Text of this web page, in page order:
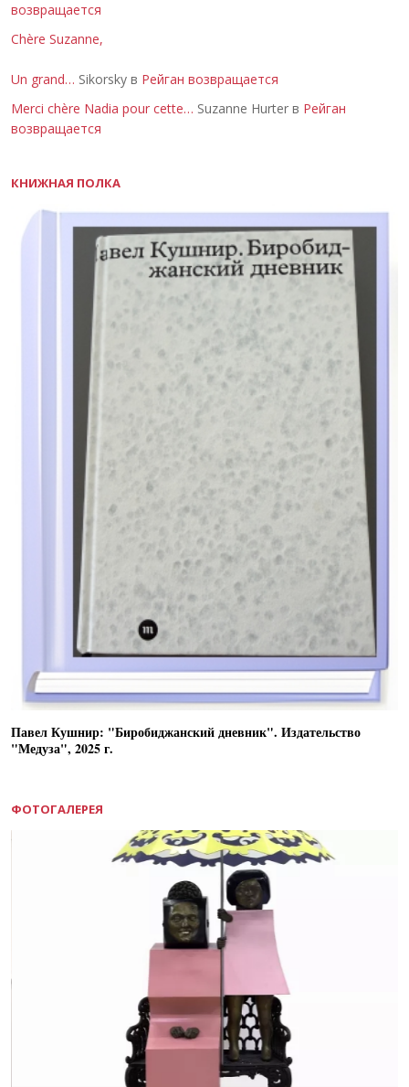
возвращается
Chère Suzanne,
Un grand… Sikorsky в Рейган возвращается
Merci chère Nadia pour cette… Suzanne Hurter в Рейган
возвращается
КНИЖНАЯ ПОЛКА
Павел Кушнир: "Биробиджанский дневник". Издательство
"Медуза", 2025 г.
ФОТОГАЛЕРЕЯ